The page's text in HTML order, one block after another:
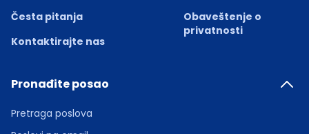
Česta pitanja
Kontaktirajte nas
Obaveštenje o
privatnosti
Pronađite posao
Pretraga poslova